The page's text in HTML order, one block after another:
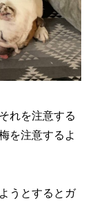
れを注意する
を注意するよ
うとするとガ